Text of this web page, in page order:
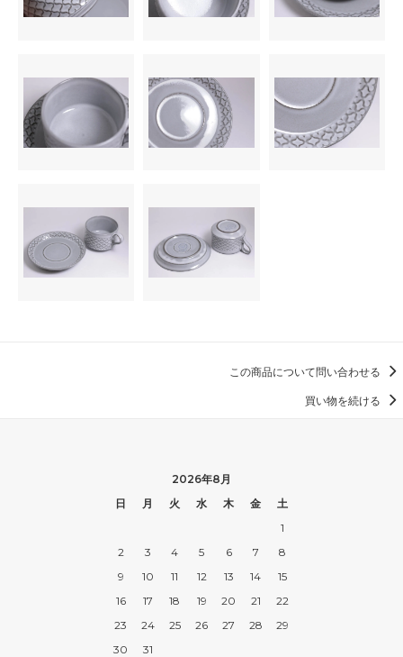
この商品について問い合わせる
買い物を続ける
2026年8月
日
月 火 水 木 金
土
1
2
3 4 5 6 7
8
9
10 11 12 13 14
15
16
17 18 19 20 21
22
23
24 25 26 27 28
29
30
31